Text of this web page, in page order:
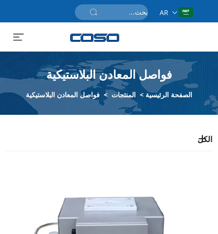
AR
احصل على عرض سعر
فواصل المعادن البلاستيكية
الصفحة الرئيسية > المنتجات > فواصل المعادن البلاستيكية
الكل